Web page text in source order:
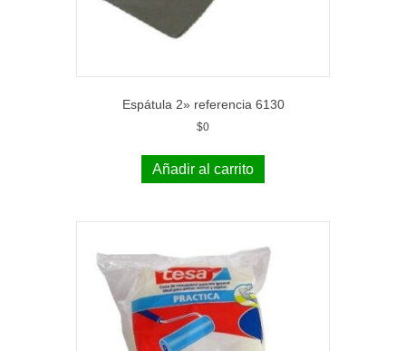
Espátula 2» referencia 6130
$0
Añadir al carrito